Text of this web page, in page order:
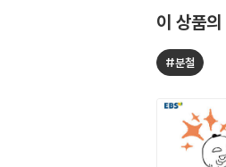
이 상품
#분철